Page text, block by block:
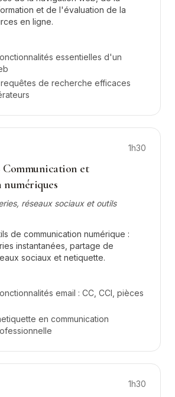
et de l'évaluation de la
en ligne.
essentielles d'un
de recherche efficaces
1h30
et
réseaux sociaux et outils
de communication numérique :
instantanées, partage de
sociaux et netiquette.
email : CC, CCI, pièces
en communication
1h30